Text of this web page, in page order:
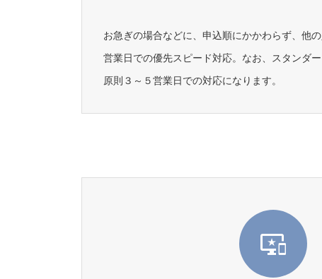
お急ぎの場合などに、申込順にかかわらず、他
営業日での優先スピード対応。なお、スタンダ
原則３～５営業日での対応になります。